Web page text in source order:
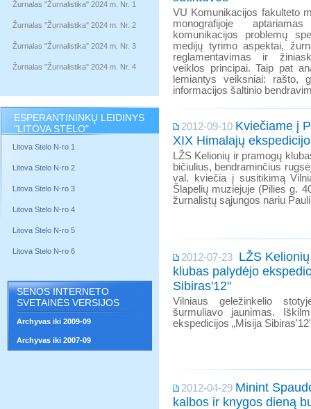
Žurnalas "Žurnalistika" 2024 m. Nr. 1
Žurnalas "Žurnalistika" 2024 m. Nr. 2
Žurnalas "Žurnalistika" 2024 m. Nr. 3
Žurnalas "Žurnalistika" 2024 m. Nr. 4
ESPERANTININKŲ LEIDINYS
"LITOVA STELO"
Litova Stelo N-ro 1
Litova Stelo N-ro 2
Litova Stelo N-ro 3
Litova Stelo N-ro 4
Litova Stelo N-ro 5
Litova Stelo N-ro 6
SENOS INTERNETO
SVETAINĖS VERSIJOS
Archyvas iki 2009-09
Archyvas iki 2007-09
VU Komunikacijos fakulteto
monografijoje
komunikacijos problemų
medijų tyrimo aspektai,
reglamentavimas ir
veiklos principai. Taip pat
lemiantys veiksniai: rašto,
informacijos šaltinio
2012-09-10 Kviečiame į
XIX Himalajų
LŽS Kelionių ir pramogų
bičiulius, bendraminčius
val. kviečia į susitikimą
Šlapelių muziejuje (Pilies g.
žurnalistų sąjungos nariu
2012-07-23
LŽS
klubas palydėjo
Sibiras'12"
Vilniaus geležinkelio
šurmuliavo jaunimas.
ekspedicijos „Misija
2012-04-29 Minint
kalbos ir knygos dieną